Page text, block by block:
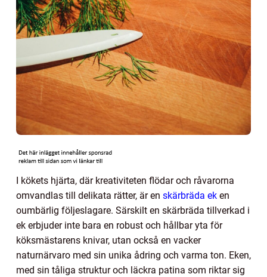
I kökets hjärta, där kreativiteten flödar och råvarorna
omvandlas till delikata rätter, är en skärbräda ek en
oumbärlig följeslagare. Särskilt en skärbräda tillverkad i
ek erbjuder inte bara en robust och hållbar yta för
köksmästarens knivar, utan också en vacker
naturnärvaro med sin unika ådring och varma ton. Eken,
med sin tåliga struktur och läckra patina som riktar sig